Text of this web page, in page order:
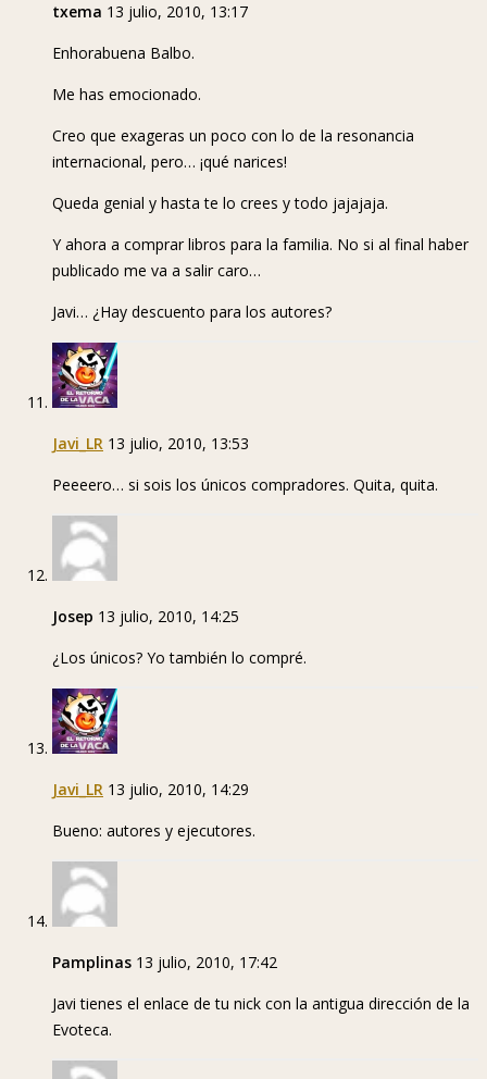
txema 13 julio, 2010, 13:17
Enhorabuena Balbo.
Me has emocionado.
Creo que exageras un poco con lo de la resonancia
internacional, pero… ¡qué narices!
Queda genial y hasta te lo crees y todo jajajaja.
Y ahora a comprar libros para la familia. No si al final haber
publicado me va a salir caro…
Javi… ¿Hay descuento para los autores?
Javi_LR 13 julio, 2010, 13:53
Peeeero… si sois los únicos compradores. Quita, quita.
Josep 13 julio, 2010, 14:25
¿Los únicos? Yo también lo compré.
Javi_LR 13 julio, 2010, 14:29
Bueno: autores y ejecutores.
Pamplinas 13 julio, 2010, 17:42
Javi tienes el enlace de tu nick con la antigua dirección de la
Evoteca.